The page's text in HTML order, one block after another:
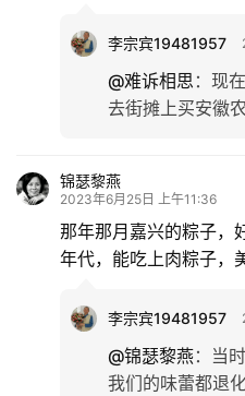
李宗宾19481957
@难诉相思 ： 现
去街摊上买安徽
锦瑟黎燕
2023年6月25日 上午11:36
那年那月嘉兴的粽子，
年代，能吃上肉粽子，
李宗宾19481957
@锦瑟黎燕： 当
我们的味蕾都退